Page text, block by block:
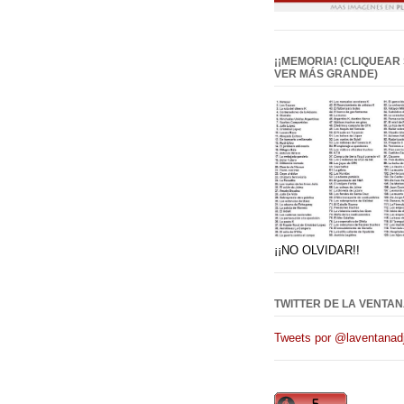
¡¡MEMORIA!
VER MÁS GRANDE)
¡¡NO OLVIDAR!!
TWITTER DE LA
Tweets por